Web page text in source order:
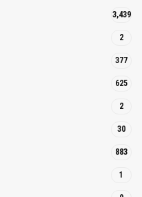
3,439
2
377
625
2
30
883
1